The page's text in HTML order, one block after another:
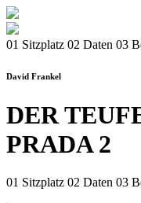
01 Sitzplatz 02 Daten 03
David Frankel
DER
PRADA 2
01 Sitzplatz 02 Daten 03